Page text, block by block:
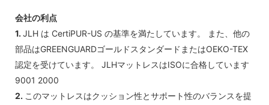
会社の利点
1. JLH は CertiPUR-US の基準を満たしています。 また、他の
部品はGREENGUARDゴールドスタンダードまたはOEKO-TEX
認定を受けています。 JLHマットレスはISOに合格しています
9001 2000
2. このマットレスはクッション性とサポート性のバランスを提